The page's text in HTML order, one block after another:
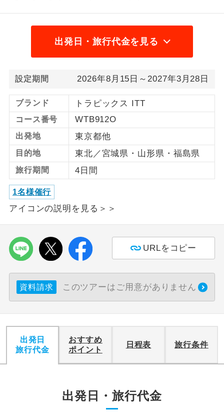
出発日・旅行代金を見る
設定期間 2026年8月15日～2027年3月28日
ブランド トラピックス ITT
コース番号 WTB912O
出発地 東京都他
目的地 東北／宮城県・山形県・福島県
旅行期間 4日間
1名様催行
アイコンの説明を見る＞＞
URLをコピー
資料請求 このツアーはご用意がありません
出発日
旅行代金
おすすめ
ポイント
日程表 旅行条件
出発日・旅行代金
加限定
1名様1室同代
1名様1室利用でも追加料金がかからない
ご夫婦限定
ご夫婦限定でご参加いただけるコースで
女性限定
女性限定でご参加いただけるコースで
す。
年齢制限あり
ご参加にあたり年齢に制限があるコース
です。
航空会社指定
利用航空会社が指定なので、ご出発の計
画にとても便利です。
ホテル指定
す。
ス2席利用
す。